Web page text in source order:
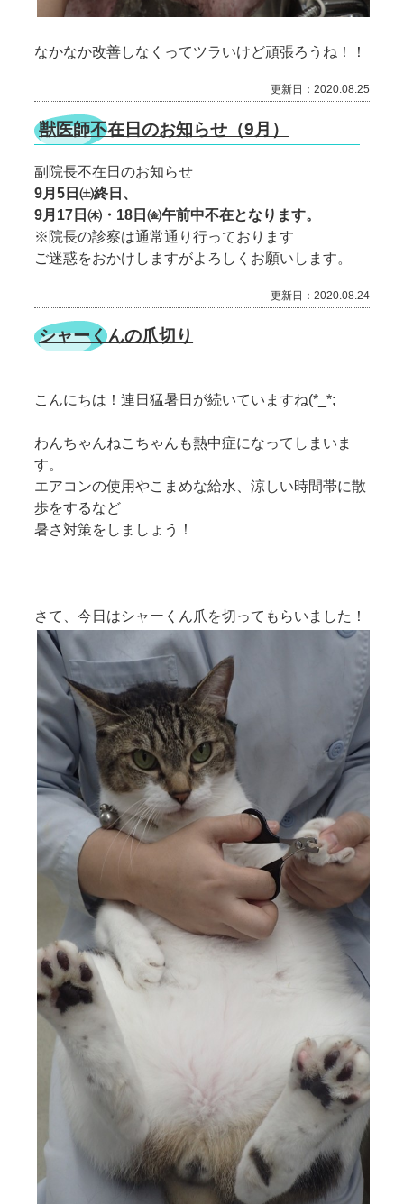
なかなか改善しなくってツラいけど頑張ろうね！！
更新日：2020.08.25
獣医師不在日のお知らせ（9月）
副院長不在日のお知らせ
9月5日㈯終日、
9月17日㈭・18日㈮午前中不在となります。
※院長の診察は通常通り行っております
ご迷惑をおかけしますがよろしくお願いします。
更新日：2020.08.24
シャーくんの爪切り
こんにちは！連日猛暑日が続いていますね(*_*;
わんちゃんねこちゃんも熱中症になってしまいま
す。
エアコンの使用やこまめな給水、涼しい時間帯に散
歩をするなど
暑さ対策をしましょう！
さて、今日はシャーくん爪を切ってもらいました！